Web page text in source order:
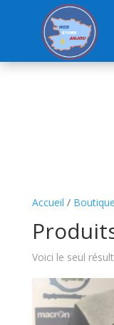
Accueil / Boutique
Voici le seul